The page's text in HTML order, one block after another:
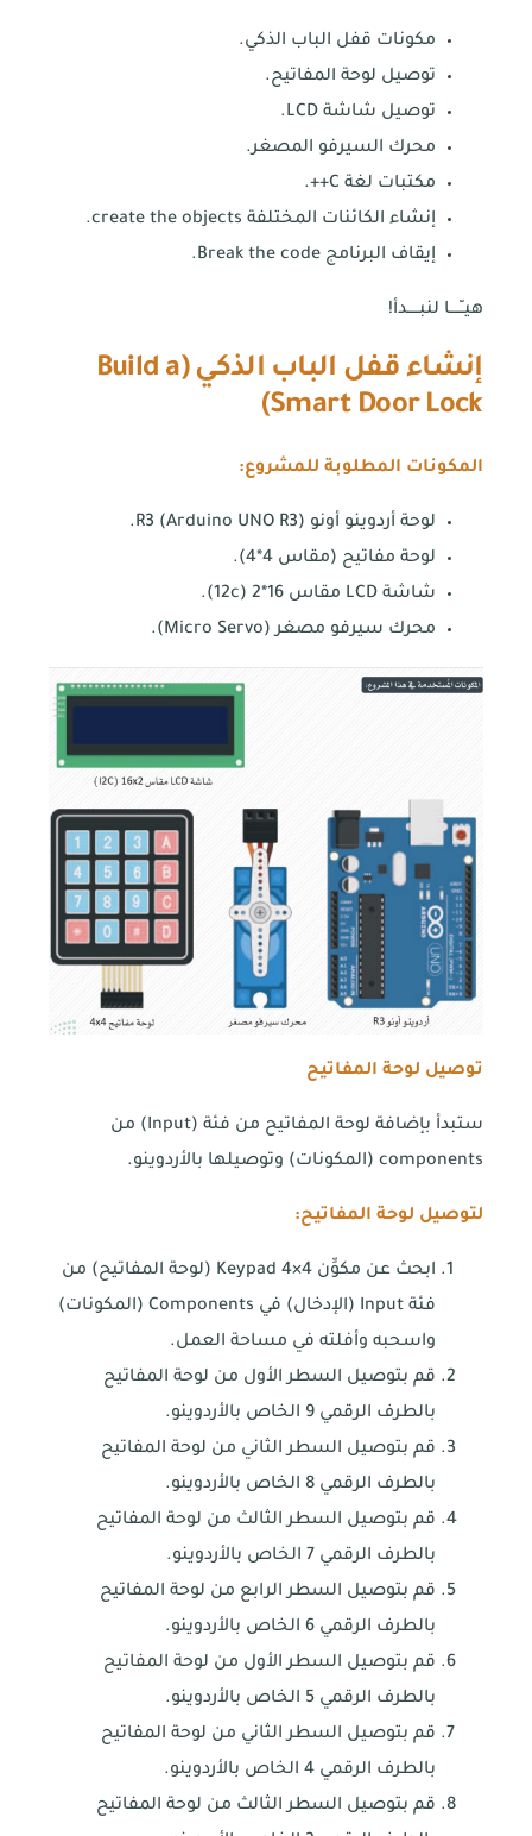
مكونات قفل الباب الذكي.
توصيل لوحة المفاتيح.
توصيل شاشة LCD.
محرك السيرفو المصغر.
مكتبات لغة C++.
إنشاء الكائنات المختلفة create the objects.
إيقاف البرنامج Break the code.
هيــّــــا لنبـــــدأ!
إنشاء قفل الباب الذكي(
Build a
Smart Door Lock
)
المكونات المطلوبة للمشروع:
لوحة أردوينو أونو R3 (Arduino UNO R3).
لوحة مفاتيح (مقاس 4*4).
شاشة LCD مقاس 16*2 (12c).
محرك سيرفو مصغر (Micro Servo).
توصيل لوحة المفاتيح
ستبدأ بإضافة لوحة المفاتيح من فئة (Input) من
components (المكونات) وتوصيلها بالأردوينو.
لتوصيل لوحة المفاتيح:
ابحث عن مكوِّن Keypad 4×4 (لوحة المفاتيح) من
فئة Input (الإدخال) في Components (المكونات)
واسحبه وأفلته في مساحة العمل.
قم بتوصيل السطر الأول من لوحة المفاتيح
بالطرف الرقمي 9 الخاص بالأردوينو.
قم بتوصيل السطر الثاني من لوحة المفاتيح
بالطرف الرقمي 8 الخاص بالأردوينو.
قم بتوصيل السطر الثالث من لوحة المفاتيح
بالطرف الرقمي 7 الخاص بالأردوينو.
قم بتوصيل السطر الرابع من لوحة المفاتيح
بالطرف الرقمي 6 الخاص بالأردوينو.
قم بتوصيل السطر الأول من لوحة المفاتيح
بالطرف الرقمي 5 الخاص بالأردوينو.
قم بتوصيل السطر الثاني من لوحة المفاتيح
بالطرف الرقمي 4 الخاص بالأردوينو.
قم بتوصيل السطر الثالث من لوحة المفاتيح